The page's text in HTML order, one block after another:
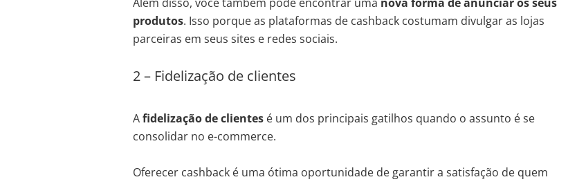
produtos. Isso porque as plataformas de cashback costumam divulgar as lojas
parceiras em seus sites e redes sociais.
2 – Fidelização de clientes
Afidelização de clientes é um dos principais gatilhos quando o assunto é se
consolidar no e-commerce.
Oferecer cashback é uma ótima oportunidade de garantir a satisfação de quem